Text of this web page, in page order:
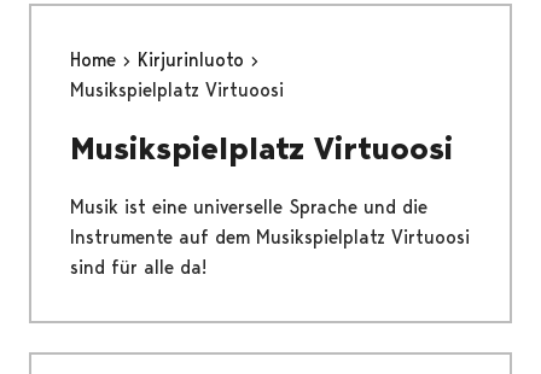
Home
Kirjurinluoto
Musikspielplatz Virtuoosi
Musikspielplatz Virtuoosi
Musik ist eine universelle Sprache und die
Instrumente auf dem Musikspielplatz Virtuoosi
sind für alle da!